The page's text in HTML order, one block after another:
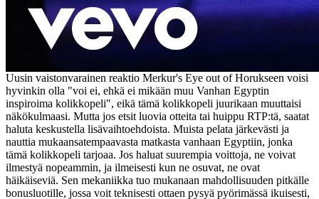
Uusin vaistonvarainen reaktio Merkur's Eye out of Horukseen voisi
hyvinkin olla "voi ei, ehkä ei mikään muu Vanhan Egyptin
inspiroima kolikkopeli", eikä tämä kolikkopeli juurikaan muuttaisi
näkökulmaasi. Mutta jos etsit luovia otteita tai huippu RTP:tä, saatat
haluta keskustella lisävaihtoehdoista. Muista pelata järkevästi ja
nauttia mukaansatempaavasta matkasta vanhaan Egyptiin, jonka
tämä kolikkopeli tarjoaa. Jos haluat suurempia voittoja, ne voivat
ilmestyä nopeammin, ja ilmeisesti kun ne osuvat, ne ovat
häikäiseviä. Sen mekaniikka tuo mukanaan mahdollisuuden pitkälle
bonusluotille, jossa voit teknisesti ottaen pysyä pyörimässä ikuisesti,